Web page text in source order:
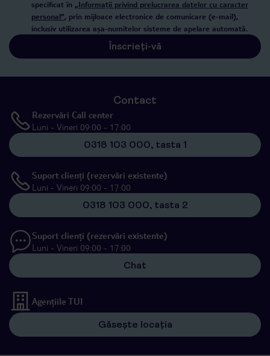
specificat în „Informații privind prelucrarea datelor cu caracter
personal”, prin mijloace electronice de comunicare (e-mail),
inclusiv utilizarea așa-numitelor sisteme de apelare automată.
Înscrieți-vă
Contact
Rezervări Call center
Luni - Vineri 09:00 - 17:00
0318 103 000, tasta 1
Suport clienți (rezervări existente)
Luni - Vineri 09:00 - 17:00
0318 103 000, tasta 2
Suport clienți (rezervări existente)
Luni - Vineri 09:00 - 17:00
Chat
Agențiile TUI
Găsește locația